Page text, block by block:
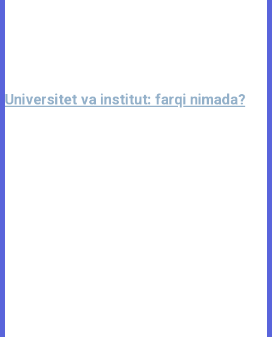
Universitet va institut: farqi nimada?